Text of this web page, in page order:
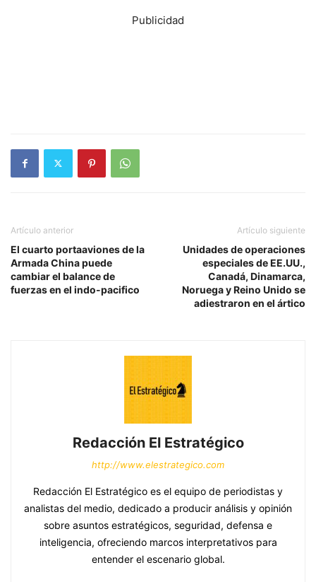
Publicidad
Artículo anterior
El cuarto portaaviones de la
Armada China puede
cambiar el balance de
fuerzas en el indo-pacifico
Artículo siguiente
Unidades de operaciones
especiales de EE.UU.,
Canadá, Dinamarca,
Noruega y Reino Unido se
adiestraron en el ártico
Redacción El Estratégico
http://www.elestrategico.com
Redacción El Estratégico es el equipo de periodistas y
analistas del medio, dedicado a producir análisis y opinión
sobre asuntos estratégicos, seguridad, defensa e
inteligencia, ofreciendo marcos interpretativos para
entender el escenario global.